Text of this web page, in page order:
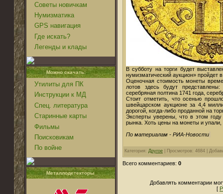
Советы новичкам
Нумизматика
GPS навигация
Где искать?
Легенды и клады
Можно скачать:
Утилиты для ПК
Инструкции к МД
Спец. литература
Старинные карты
Фильмы
Поисковикам
По войне
Металлодетекторы
В субботу на торги будет
нумизматический аукцион» пройдет
Оценочная стоимость монеты
лотов здесь будут
серебряная полтина 1741 года,
Стоит отметить, что осенью
швейцарском аукционе за 4,4
дорогой, когда-либо проданной на
Эксперты уверены, что в этом году
рынка. Хоть цены на монеты и упали,
По материалам - РИА-Новости
Категория: Другое | Просмотров: 4684 |
Всего комментариев: 0
Добавлять комментарии
[